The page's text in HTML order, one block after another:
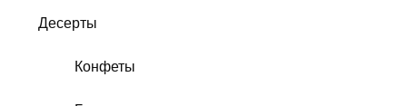
Десерты
Конфеты